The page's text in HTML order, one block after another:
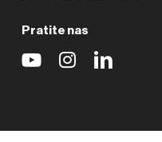
Pratite nas